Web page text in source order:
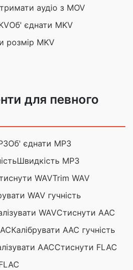
аудіо з MOV
Об' єднати MKV
розмір MKV
для певного
Об' єднати MP3
Швидкість MP3
WAVTrim WAV
WAV гучність
WAVСтиснути AAC
Калібрувати AAC гучність
AACСтиснути FLAC